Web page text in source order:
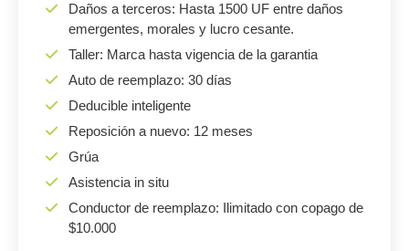
Daños a terceros: Hasta 1500 UF entre daños
emergentes, morales y lucro cesante.
Taller: Marca hasta vigencia de la garantia
Auto de reemplazo: 30 días
Deducible inteligente
Reposición a nuevo: 12 meses
Grúa
Asistencia in situ
Conductor de reemplazo: Ilimitado con copago de
$10.000